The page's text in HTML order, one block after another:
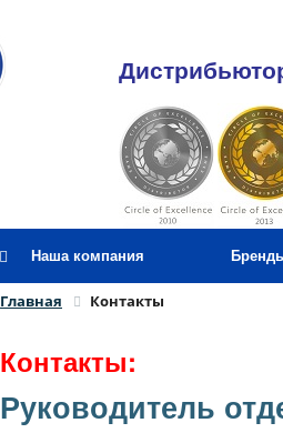
Наша компания
Главная Контакты
Контакты:
Руководитель